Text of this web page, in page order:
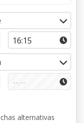
alternativas